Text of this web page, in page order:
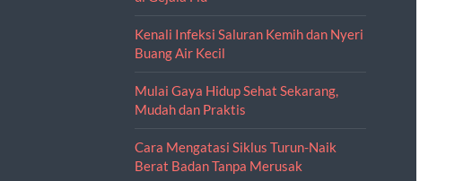
Kenali Infeksi Saluran Kemih dan Nyeri
Buang Air Kecil
Mulai Gaya Hidup Sehat Sekarang,
Mudah dan Praktis
Cara Mengatasi Siklus Turun-Naik
Berat Badan Tanpa Merusak